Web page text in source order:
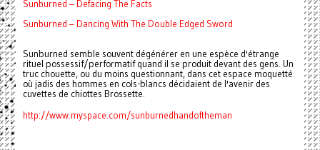
Sunburned – Defacing The Facts
Sunburned – Dancing With The Double Edged Sword
Sunburned semble souvent dégénérer en une espèce d'étrange
rituel possessif/performatif quand il se produit devant des gens. Un
truc chouette, ou du moins questionnant, dans cet espace moquetté
où jadis des hommes en cols-blancs décidaient de l'avenir des
cuvettes de chiottes Brossette.
http://www.myspace.com/sunburnedhandoftheman